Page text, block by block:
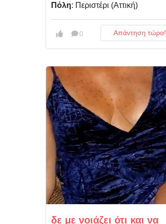
Πόλη: Περιστέρι (Αττική)
0 Απάντηση τώρα!
δε με νοιάζει ότι και να